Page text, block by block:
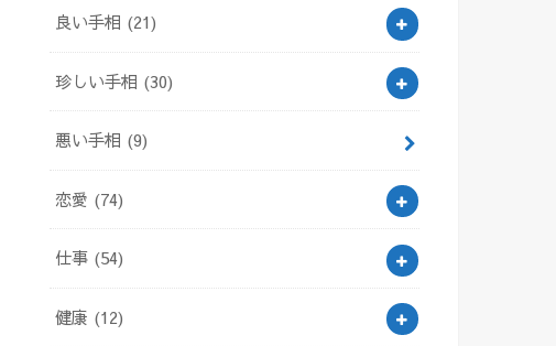
良い手相 (21)
珍しい手相 (30)
悪い手相 (9)
恋愛 (74)
仕事 (54)
健康 (12)